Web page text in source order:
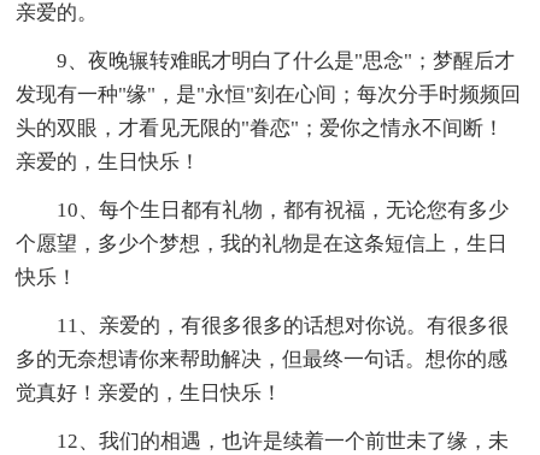
亲爱的。
9、夜晚辗转难眠才明白了什么是"思念"；梦醒后才
发现有一种"缘"，是"永恒"刻在心间；每次分手时频频回
头的双眼，才看见无限的"眷恋"；爱你之情永不间断！
亲爱的，生日快乐！
10、每个生日都有礼物，都有祝福，无论您有多少
个愿望，多少个梦想，我的礼物是在这条短信上，生日
快乐！
11、亲爱的，有很多很多的话想对你说。有很多很
多的无奈想请你来帮助解决，但最终一句话。想你的感
觉真好！亲爱的，生日快乐！
12、我们的相遇，也许是续着一个前世未了缘，未